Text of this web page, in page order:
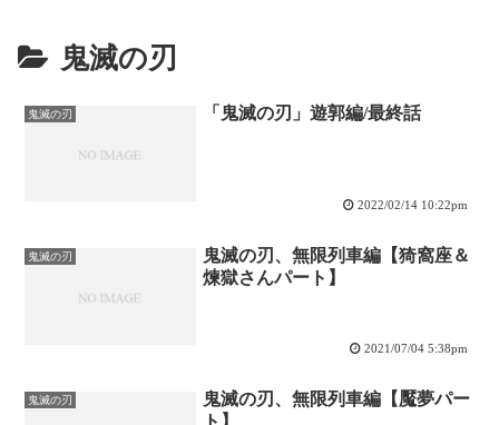
鬼滅の刃
鬼滅の刃 「鬼滅の刃」遊郭編/最終話
2022/02/14 10:22pm
鬼滅の刃
鬼滅の刃、無限列車編【猗窩座＆
煉獄さんパート】
2021/07/04 5:38pm
鬼滅の刃
鬼滅の刃、無限列車編【魘夢パー
ト】